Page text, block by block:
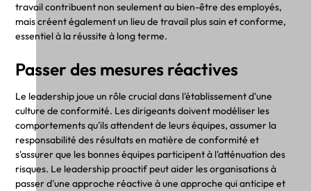
travail contribuent non seulement au bien-être des employés,
mais créent également un lieu de travail plus sain et conforme,
essentiel à la réussite à long terme.
Passer des mesures réactives
Le leadership joue un rôle crucial dans l'établissement d'une
culture de conformité. Les dirigeants doivent modéliser les
comportements qu'ils attendent de leurs équipes, assumer la
responsabilité des résultats en matière de conformité et
s'assurer que les bonnes équipes participent à l'atténuation des
risques. Le leadership proactif peut aider les organisations à
passer d'une approche réactive à une approche qui anticipe et